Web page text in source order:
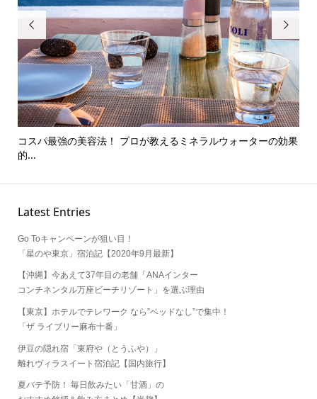

の効果 【2020年版】一瞬で気分一新！ 夏っぽい香水7選柑橘系・フ...

「星のや東京」宿泊記【2020年9月最新】
コンチネンタル万座ビーチリゾート」を選ぶ理由
「ザ ライブリー麻布十番」
離れヴィラスイート宿泊記【国内旅行】
おすすめ銘柄＆飲み方まとめ【米麹】